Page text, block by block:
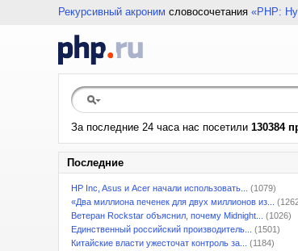
Рекурсивный акроним словосочетания «PHP:
За последние 24 часа нас посетили 130384
Последние
HP Inc, Asus и Acer начали использовать...
(1079)
«Два миллиона печенек для двух миллионов из...
Ветеран Rockstar объяснил, почему Midnight...
(1026)
Единственный российский производитель...
(1501)
Китайские власти ужесточат контроль за...
(1184)